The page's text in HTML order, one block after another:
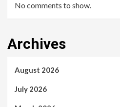
No comments to show.
Archives
August 2026
July 2026